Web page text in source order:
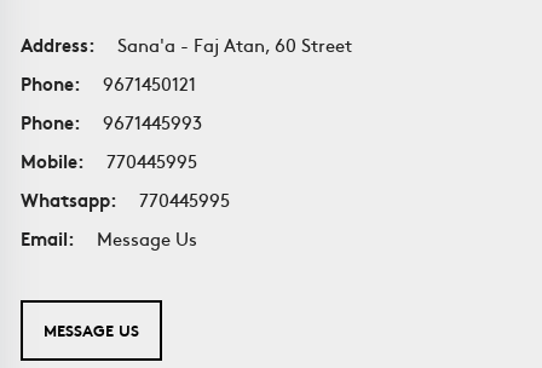
Address:
Sana'a - Faj Atan, 60 Street
Phone:
9671450121
Phone:
9671445993
Mobile:
770445995
Whatsapp:
770445995
Email:
Message Us
MESSAGE US